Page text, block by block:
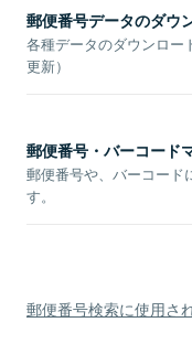
郵便番号データのダウ
各種データのダウンロー
更新）
郵便番号・バーコード
郵便番号や、バーコード
す。
郵便番号検索に使用さ